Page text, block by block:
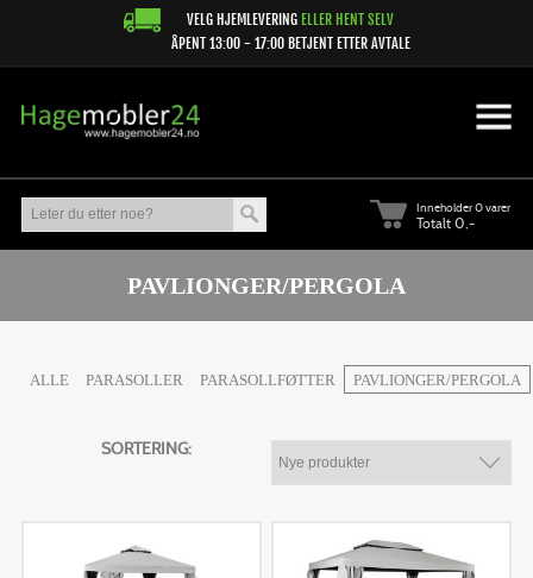
VELG HJEMLEVERING ELLER HENT SELV
ÅPENT 13:00 - 17:00 BETJENT ETTER AVTALE
Inneholder0 varer
Totalt 0,-
PAVLIONGER/PERGOLA
ALLE PARASOLLER PARASOLLFØTTER PAVLIONGER/PERGOLA
SORTERING: